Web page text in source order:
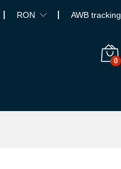
RON AWB tracking
0